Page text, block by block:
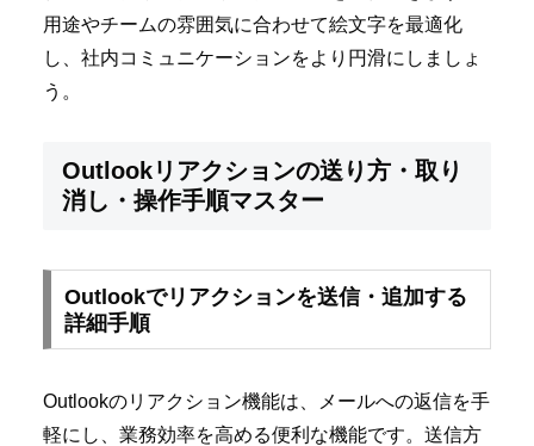
用途やチームの雰囲気に合わせて絵文字を最適化
し、社内コミュニケーションをより円滑にしましょ
う。
Outlookリアクションの送り方・取り
消し・操作手順マスター
Outlookでリアクションを送信・追加する
詳細手順
Outlookのリアクション機能は、メールへの返信を手
軽にし、業務効率を高める便利な機能です。送信方